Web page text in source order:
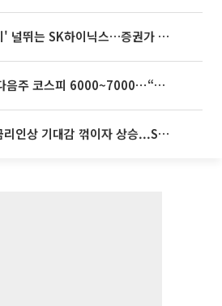
'불안과 기대 사이' 널뛰는 SK하이닉스…증권가 "HBM4·LTA 기반 펀터멘털 견고"
[주간증시전망] 다음주 코스피 6000~7000⋯“外人 수급은 정책이 변수”
뉴욕증시, 연준 금리인상 기대감 꺾이자 상승...S&P500 사상 최고치 [종합]